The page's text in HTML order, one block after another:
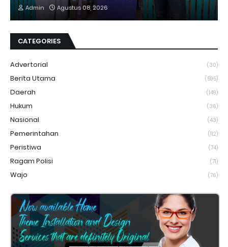
Admin Agustus 08, 2026
CATEGORIES
Advertorial (30)
Berita Utama (595)
Daerah (149)
Hukum (36)
Nasional (43)
Pemerintahan (112)
Peristiwa (74)
Ragam Polisi (71)
Wajo (76)